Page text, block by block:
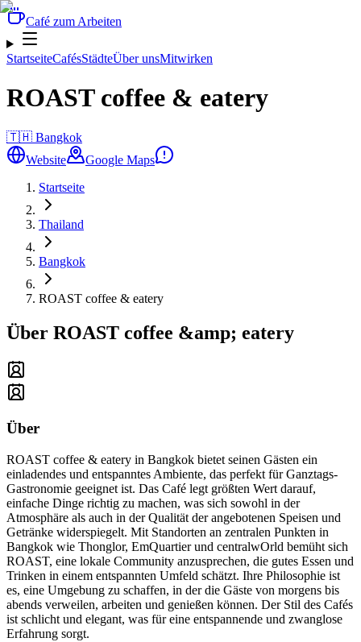
Café zum Arbeiten
StartseiteCafésStädteÜber unsMitwirken
ROAST coffee & eatery
🇹🇭 Bangkok
Website
Google Maps
Startseite
Thailand
Bangkok
ROAST coffee & eatery
Über ROAST coffee &amp; eatery
Über
ROAST coffee & eatery in Bangkok bietet seinen Gästen ein
einladendes und entspanntes Ambiente, das perfekt für Ganztags-
Gastronomie geeignet ist. Das Café legt größten Wert darauf,
einfache Dinge richtig zu machen, was sich sowohl in der
Atmosphäre als auch in der Qualität der angebotenen Speisen und
Getränke widerspiegelt. Mit Standorten an zentralen Punkten in
Bangkok wie Thonglor, EmQuartier und centralwOrld bemüht sich
ROAST, eine lokale Community anzusprechen, die gutes Essen und
Trinken in einem entspannten Umfeld schätzt. Ihre Philosophie ist
es, eine Umgebung zu schaffen, in der die Gäste von morgens bis
abends verweilen, arbeiten und genießen können. Der Stil des Cafés
ist schlicht und elegant, was für eine entspannende und zwanglose
Erfahrung sorgt.